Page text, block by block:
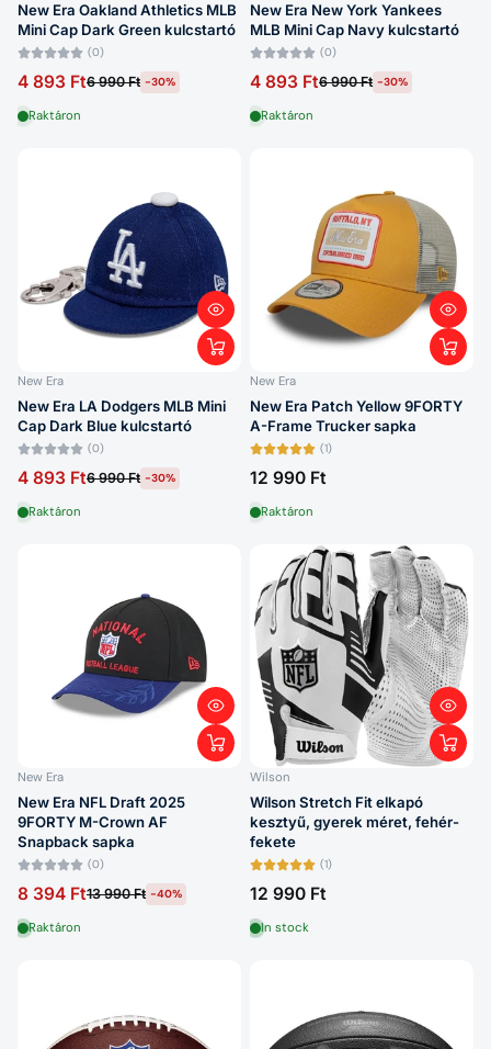
New Era Oakland Athletics MLB
Mini Cap Dark Green kulcstartó
(0)
4 893 Ft6 990 Ft -30%
Raktáron
New Era New York Yankees
MLB Mini Cap Navy kulcstartó
(0)
4 893 Ft6 990 Ft -30%
Raktáron
New Era
New Era LA Dodgers MLB Mini
Cap Dark Blue kulcstartó
(0)
4 893 Ft6 990 Ft -30%
Raktáron
New Era
New Era Patch Yellow 9FORTY
A-Frame Trucker sapka
(1)
12 990 Ft
Raktáron
New Era
New Era NFL Draft 2025
9FORTY M-Crown AF
Snapback sapka
(0)
8 394 Ft13 990 Ft -40%
Raktáron
Wilson
Wilson Stretch Fit elkapó
kesztyű, gyerek méret, fehér-
fekete
(1)
12 990 Ft
In stock